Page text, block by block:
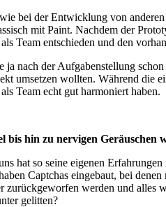
bei der Entwicklung von
mit Paint. Nachdem der
Team entschieden und den
ja nach der Aufgabenstellung
umsetzen wollten. Während die
Team echt gut harmoniert haben.
hin zu nervigen Geräuschen
hat so seine eigenen
Captchas eingebaut, bei
werden und alles
gelitten?